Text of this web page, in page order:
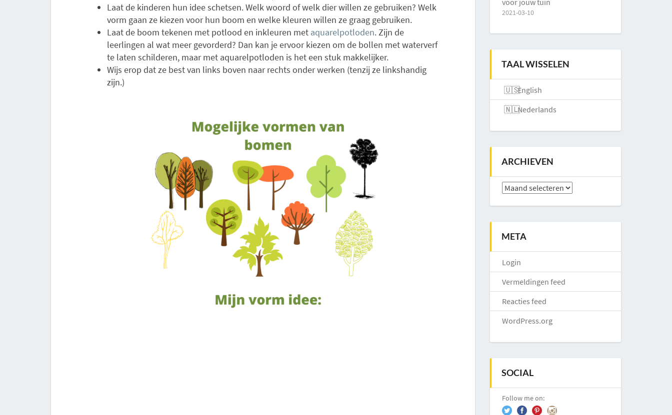
Laat de kinderen hun idee schetsen. Welk woord of welk dier willen ze gebruiken? Welk
vorm gaan ze kiezen voor hun boom en welke kleuren willen ze graag gebruiken.
Laat de boom tekenen met potlood en inkleuren met aquarelpotloden. Zijn de
leerlingen al wat meer gevorderd? Dan kan je ervoor kiezen om de bollen met waterverf
te laten schilderen, maar met aquarelpotloden is het een stuk makkelijker.
Wijs erop dat ze best van links boven naar rechts onder werken (tenzij ze linkshandig
zijn.)
voor jouw tuin
2021-03-10
TAAL WISSELEN
English
Nederlands
ARCHIEVEN
Archieven
META
Login
Vermeldingen feed
Reacties feed
WordPress.org
SOCIAL
Follow me on: